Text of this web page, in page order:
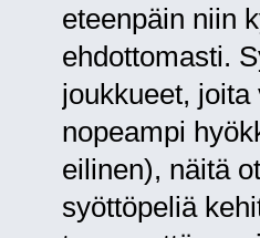
eteenpäin niin
ehdottomasti.
joukkueet,
nopeampi
eilinen), näitä
syöttöpeliä